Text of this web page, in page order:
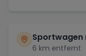
Sportwagen
6 km entfernt